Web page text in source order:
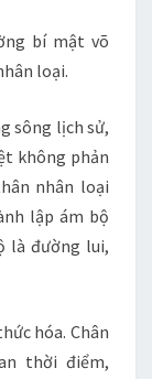
bí mật võ
loại.
sông lịch sử,
không phản
nhân loại
lập ám bộ
là đường lui,
hóa. Chân
thời điểm,